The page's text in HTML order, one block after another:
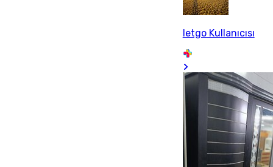
letgo Kullanıcısı